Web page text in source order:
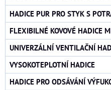
HADICE PUR PRO STYK S
FLEXIBILNÉ KOVOVÉ HADICE
UNIVERZÁLNÍ VENTILAČNÍ
VYSOKOTEPLOTNÍ HADICE
HADICE PRO ODSÁVÁNÍ